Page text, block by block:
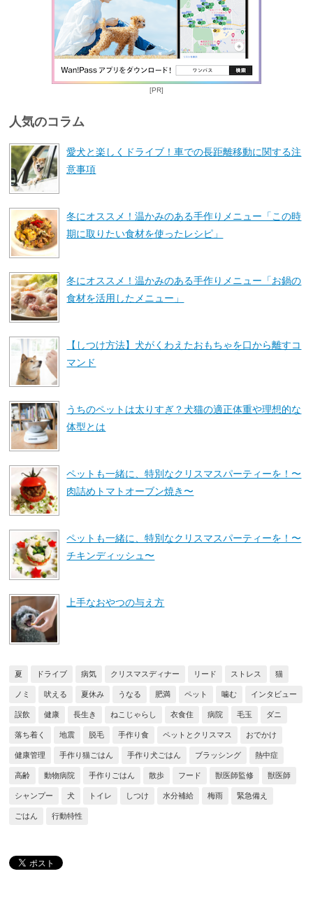
[PR]
人気のコラム
愛犬と楽しくドライブ！車での長距離移動に関する注
意事項
冬にオススメ！温かみのある手作りメニュー「この時
期に取りたい食材を使ったレシピ」
冬にオススメ！温かみのある手作りメニュー「お鍋の
食材を活用したメニュー」
【しつけ方法】犬がくわえたおもちゃを口から離すコ
マンド
うちのペットは太りすぎ？犬猫の適正体重や理想的な
体型とは
ペットも一緒に、特別なクリスマスパーティーを！〜
肉詰めトマトオーブン焼き〜
ペットも一緒に、特別なクリスマスパーティーを！〜
チキンディッシュ〜
上手なおやつの与え方
夏 ドライブ 病気 クリスマスディナー リード ストレス 猫
ノミ 吠える 夏休み うなる 肥満 ペット 噛む インタビュー
誤飲 健康 長生き ねこじゃらし 衣食住 病院 毛玉 ダニ
落ち着く 地震 脱毛 手作り食 ペットとクリスマス おでかけ
健康管理 手作り猫ごはん 手作り犬ごはん ブラッシング 熱中症
高齢 動物病院 手作りごはん 散歩 フード 獣医師監修 獣医師
シャンプー 犬 トイレ しつけ 水分補給 梅雨 緊急備え
ごはん 行動特性